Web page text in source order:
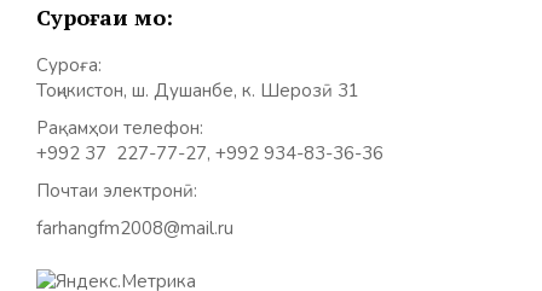
Суроғаи мо:
Суроға:
Тоҷикистон, ш. Душанбе, к. Шерозӣ 31
Рақамҳои телефон:
+992 37 227-77-27, +992 934-83-36-36
Почтаи электронӣ:
farhangfm2008@mail.ru